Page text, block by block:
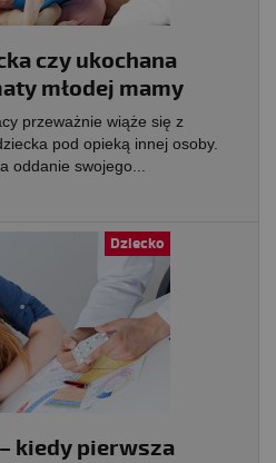
czy ukochana
młodej mamy
przeważnie wiąże się z
pod opieką innej osoby.
oddanie swojego...
Dziecko
kiedy pierwsza